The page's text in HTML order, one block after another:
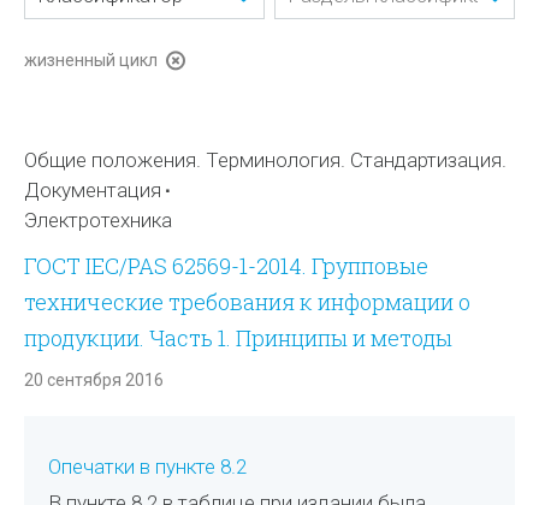
жизненный цикл
Общие положения. Терминология. Стандартизация.
Документация
Электротехника
ГОСТ IEC/PAS 62569-1-2014. Групповые
технические требования к информации о
продукции. Часть 1. Принципы и методы
20 сентября 2016
Опечатки в пункте 8.2